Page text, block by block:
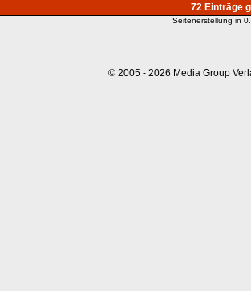
72 Einträge
Seitenerstellung in
© 2005 - 2026 Media Group